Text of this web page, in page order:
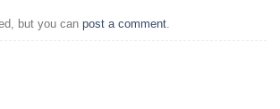
but you can post a comment